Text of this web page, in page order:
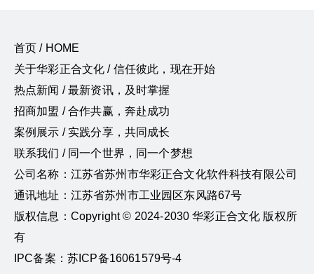
首页 / HOME
关于华彩正合文化 / 信任彼此，现在开始
热点新闻 / 最新资讯，及时掌握
招商加盟 / 合作共赢，奔赴成功
案例展示 / 实践分享，共同成长
联系我们 / 同一个世界，同一个梦想
公司名称：江苏省苏州市华彩正合文化软件科技有限公司
通讯地址：江苏省苏州市工业园区东风路67号
版权信息：Copyright © 2024-2030 华彩正合文化 版权所
有
IPC备案：苏ICP备16061579号-4